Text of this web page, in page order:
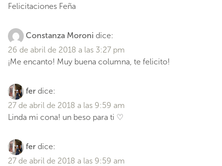
Felicitaciones Feña
Constanza Moroni dice:
26 de abril de 2018 a las 3:27 pm
¡Me encanto! Muy buena columna, te felicito!
fer dice:
27 de abril de 2018 a las 9:59 am
Linda mi cona! un beso para ti ♡
fer dice:
27 de abril de 2018 a las 9:59 am